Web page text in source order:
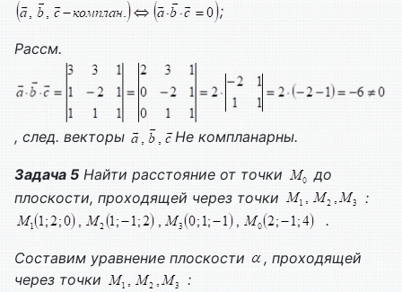
;
Рассм.
, след. векторы Не компланарны.
Задача 5 Найти расстояние от точки
до
плоскости, проходящей через точки
:
.
Составим уравнение плоскости
, проходящей
через точки
: